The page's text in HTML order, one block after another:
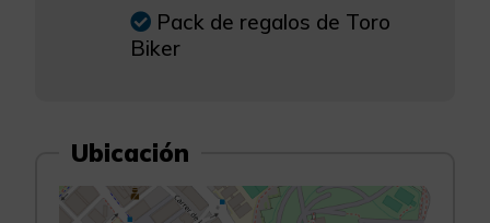
Pack de regalos de Toro
Biker
Ubicación